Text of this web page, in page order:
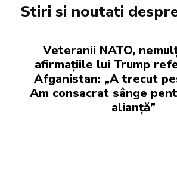
Stiri si noutati
Veteranii NATO,
afirmațiile lui Trump
Afganistan: „A trecut
Am consacrat sânge
alianță”